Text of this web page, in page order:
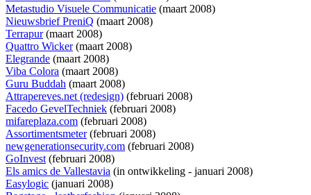
Metastudio Visuele Communicatie (maart 2008)
Nieuwsbrief PreniQ (maart 2008)
Terrapur(maart 2008)
Quattro Wicker(maart 2008)
Elegrande (maart 2008)
Viba Colora (maart 2008)
Guru Buddah (maart 2008)
Attrapereves.net (redesign) (februari 2008)
Facedo GevelTechniek (februari 2008)
mifareplaza.com (februari 2008)
Assortimentsmeter(februari 2008)
newgenerationsecurity.com (februari 2008)
GoInvest(februari 2008)
Els amics de Vallestavia (in ontwikkeling - januari 2008)
Easylogic (januari 2008)